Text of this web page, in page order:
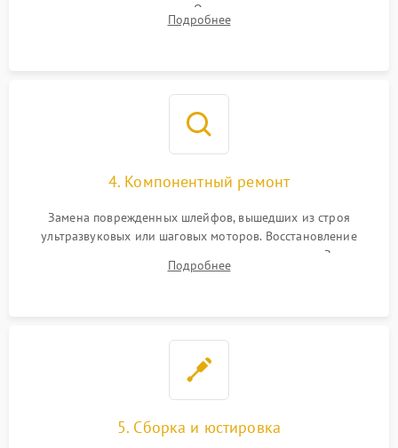
электромагнитного привода. Очистка оптических элементов
от пыли, следов влаги и грибка спецрастворами без
Подробнее
4. Компонентный ремонт
Замена поврежденных шлейфов, вышедших из строя
ультразвуковых или шаговых моторов. Восстановление
геометрии направляющих при заклинивании зума. Замена
неисправного блока диафрагмы, датчиков положения или
Подробнее
5. Сборка и юстировка